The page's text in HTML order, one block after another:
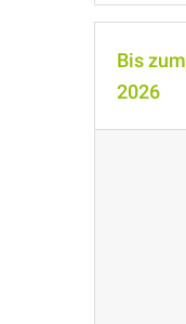
Bis zum
2026